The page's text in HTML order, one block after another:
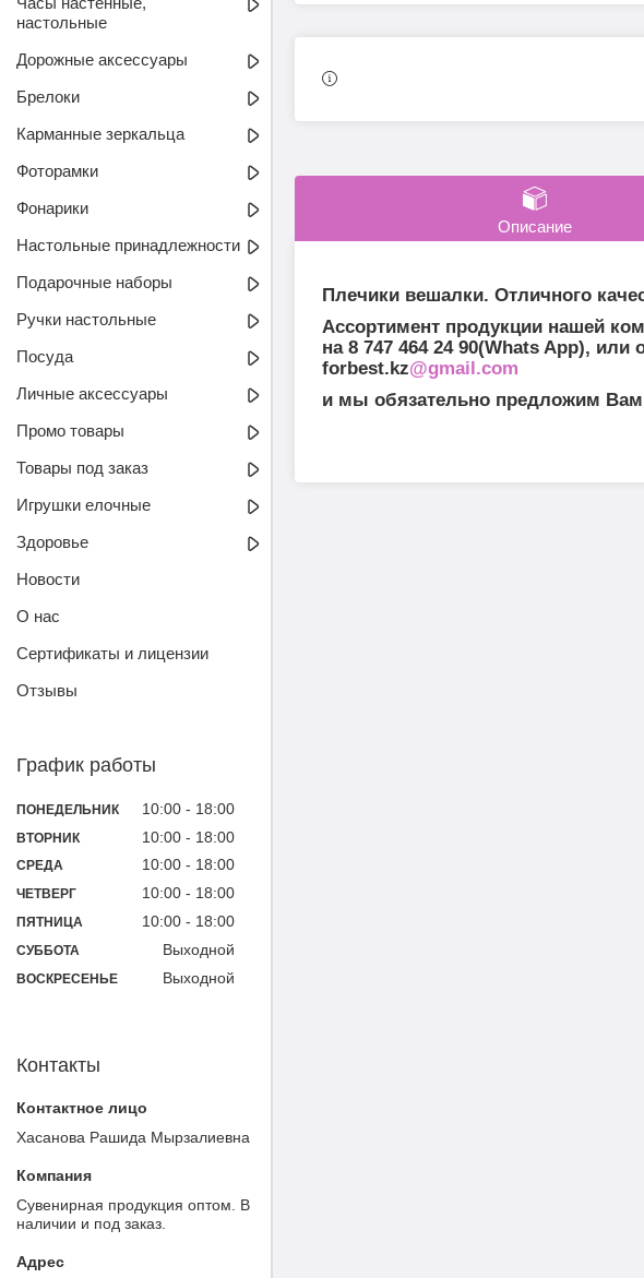
Описание
Плечики вешалки. Отличного
Ассортимент продукции нашей
на 8 747 464 24 90(Whats App),
forbest.kz@gmail.com
и мы обязательно предложим
настольные
Дорожные аксессуары
Брелоки
Карманные зеркальца
Фоторамки
Фонарики
Настольные принадлежности
Подарочные наборы
Ручки настольные
Посуда
Личные аксессуары
Промо товары
Товары под заказ
Игрушки елочные
Здоровье
Новости
О нас
Сертификаты и лицензии
Отзывы
График работы
ПОНЕДЕЛЬНИК 10:00 18:00
ВТОРНИК 10:00 18:00
СРЕДА 10:00 18:00
ЧЕТВЕРГ 10:00 18:00
ПЯТНИЦА 10:00 18:00
СУББОТА Выходной
ВОСКРЕСЕНЬЕ Выходной
Контакты
Хасанова Рашида Мырзалиевна
Cувенирная продукция оптом. В
наличии и под заказ.